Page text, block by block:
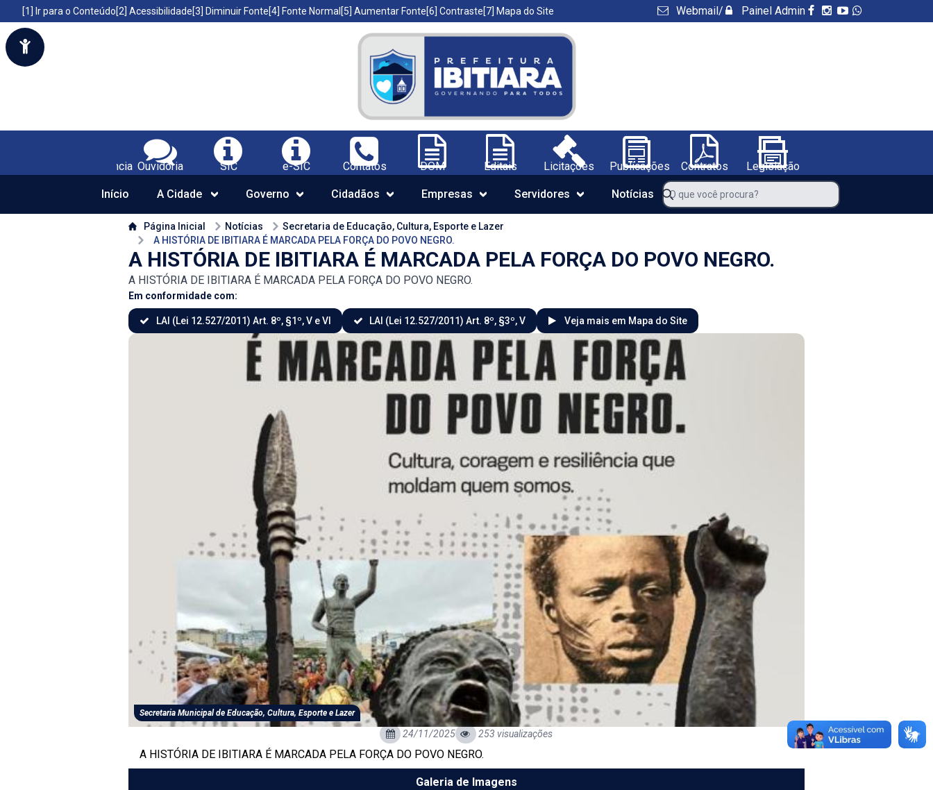
Portal da Prefeitura Municipal de Ibitiara-BA
Acessibilidade da Prefeitura de Ibitiara-BA
[1] Ir para o Conteúdo[2] Acessibilidade[3] Diminuir Fonte[4] Fonte Normal [5] Aumentar Fonte[6] Contraste[7] Mapa do Site Webmail/ Painel Admin
Serviços da Prefeitura Municipal de Ibitiara-BA;
Transparência Ouvidoria SIC e-SIC Contatos DOM Editais Licitações Publicações Contratos Legislação
Navegue pelo portal da Prefeitura de Ibitiara-BAO que você procura?
Início A Cidade Governo Cidadãos Empresas Servidores Notícias
Conteúdo da Prefeitura de Ibitiara-BA
Página Inicial Notícias
Secretaria de Educação, Cultura, Esporte e Lazer
A HISTÓRIA DE IBITIARA É MARCADA PELA FORÇA DO POVO NEGRO.
A HISTÓRIA DE IBITIARA É MARCADA PELA FORÇA DO POVO NEGRO.
A HISTÓRIA DE IBITIARA É MARCADA PELA FORÇA DO POVO NEGRO.
Em conformidade com:
LAI (Lei 12.527/2011) Art. 8º, §1º, V e VI LAI (Lei 12.527/2011) Art. 8º, §3º, V Veja mais em Mapa do Site
Secretaria Municipal de Educação, Cultura, Esporte e Lazer
24/11/2025 253 visualizações
A HISTÓRIA DE IBITIARA É MARCADA PELA FORÇA DO POVO NEGRO.
Galeria de Imagens